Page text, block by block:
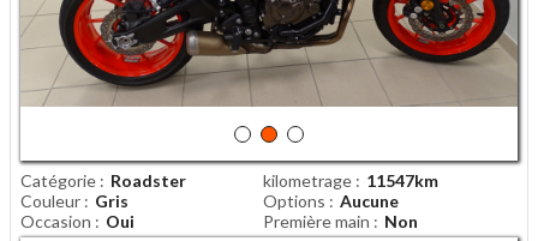
Catégorie Roadster kilometrage
11547km
Couleur
Gris Options
Aucune
Occasion
Oui Première main
Non